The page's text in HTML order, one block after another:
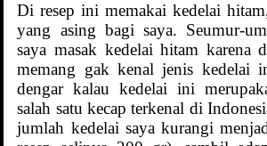
Di resep ini memakai kedelai
yang asing bagi saya. Seumur-
saya masak kedelai hitam karena
memang gak kenal jenis kedelai
dengar kalau kedelai ini
salah satu kecap terkenal di
jumlah kedelai saya kurangi